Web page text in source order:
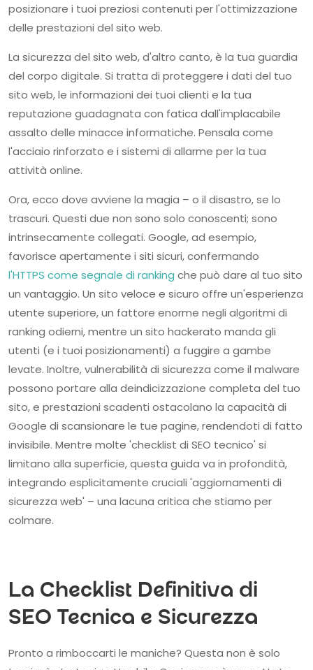
posizionare i tuoi preziosi contenuti per l'ottimizzazione
delle prestazioni del sito web.
La sicurezza del sito web, d'altro canto, è la tua guardia
del corpo digitale. Si tratta di proteggere i dati del tuo
sito web, le informazioni dei tuoi clienti e la tua
reputazione guadagnata con fatica dall'implacabile
assalto delle minacce informatiche. Pensala come
l'acciaio rinforzato e i sistemi di allarme per la tua
attività online.
Ora, ecco dove avviene la magia – o il disastro, se lo
trascuri. Questi due non sono solo conoscenti; sono
intrinsecamente collegati. Google, ad esempio,
favorisce apertamente i siti sicuri, confermando
l'HTTPS come segnale di ranking che può dare al tuo sito
un vantaggio. Un sito veloce e sicuro offre un'esperienza
utente superiore, un fattore enorme negli algoritmi di
ranking odierni, mentre un sito hackerato manda gli
utenti (e i tuoi posizionamenti) a fuggire a gambe
levate. Inoltre, vulnerabilità di sicurezza come il malware
possono portare alla deindicizzazione completa del tuo
sito, e prestazioni scadenti ostacolano la capacità di
Google di scansionare le tue pagine, rendendoti di fatto
invisibile. Mentre molte 'checklist di SEO tecnico' si
limitano alla superficie, questa guida va in profondità,
integrando esplicitamente cruciali 'aggiornamenti di
sicurezza web' – una lacuna critica che stiamo per
colmare.
La Checklist Definitiva di
SEO Tecnica e Sicurezza
Pronto a rimboccarti le maniche? Questa non è solo